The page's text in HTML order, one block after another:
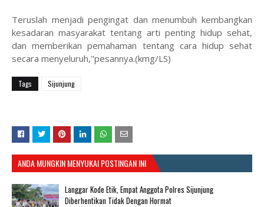
Teruslah menjadi pengingat dan menumbuh kembangkan
kesadaran masyarakat tentang arti penting hidup sehat,
dan memberikan pemahaman tentang cara hidup sehat
secara menyeluruh,"pesannya.(kmg/LS)
Tags Sijunjung
ANDA MUNGKIN MENYUKAI POSTINGAN INI
Langgar Kode Etik, Empat Anggota Polres Sijunjung
Diberhentikan Tidak Dengan Hormat